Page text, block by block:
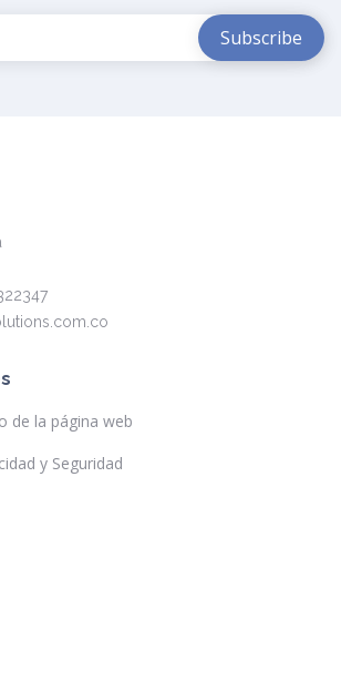
de la página web
y Seguridad